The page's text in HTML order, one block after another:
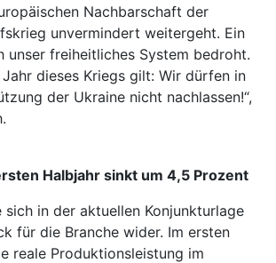
Nachbarschaft der
unvermindert weitergeht. Ein
unser freiheitliches System bedroht.
dieses Kriegs gilt: Wir dürfen in
der Ukraine nicht nachlassen!“,
Halbjahr sinkt um 4,5 Prozent
sich in der aktuellen Konjunkturlage
für die Branche wider. Im ersten
reale Produktionsleistung im